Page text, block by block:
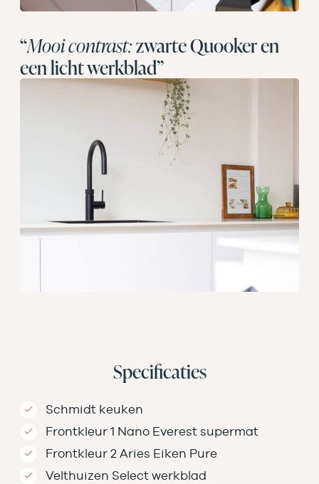
“Mooi contrast:zwarte Quooker en
een licht werkblad”
Specificaties
Schmidt keuken
Frontkleur 1 Nano Everest supermat
Frontkleur 2 Aries Eiken Pure
Velthuizen Select werkblad